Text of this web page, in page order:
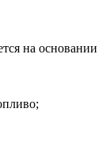
на основании